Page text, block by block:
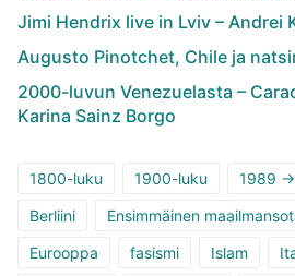
Jimi Hendrix live in Lviv – Andrei
Augusto Pinotchet, Chile ja
2000-luvun Venezuelasta –
Karina Sainz Borgo
1800-luku 1900-luku 1989 ->
Berliini
Ensimmäinen
Eurooppa
fasismi Islam